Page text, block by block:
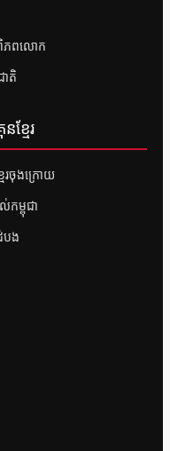
ពិភពលោក
ាតិ
មែរ
រចុងក្រោយ
កម្ពុជា
បង